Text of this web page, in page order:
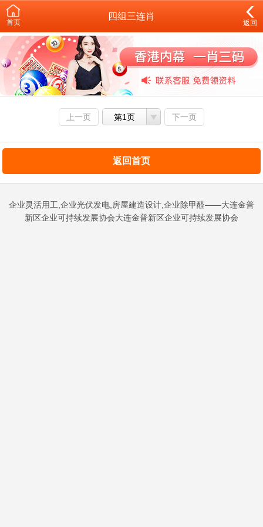
首页
四组三连肖
返回
上一页 第1页 下一页
返回首页
企业灵活用工,企业光伏发电,房屋建造设计,企业除甲醛——大连金普
新区企业可持续发展协会大连金普新区企业可持续发展协会